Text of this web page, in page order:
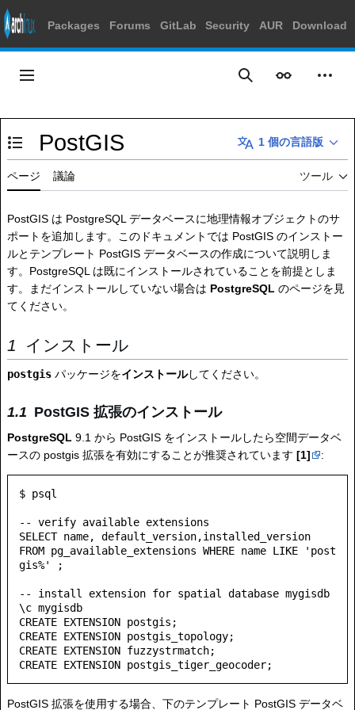
Packages Forums GitLab Security AUR Download
に
ス
キ
ッ
メインメニュー 検索 表示 個人
目次の表示・非表示を切り替え
PostGIS 1 個の言語版
ページ 議論 ツール
PostGIS は PostgreSQL データベースに地理情報オブジェクトのサ
ポートを追加します。このドキュメントでは PostGIS のインストー
ルとテンプレート PostGIS データベースの作成について説明しま
す。PostgreSQL は既にインストールされていることを前提としま
す。まだインストールしていない場合は PostgreSQL のページを見
てください。
インストール
postgis パッケージをインストールしてください。
PostGIS 拡張のインストール
PostgreSQL 9.1 から PostGIS をインストールしたら空間データベ
ースの postgis 拡張を有効にすることが推奨されています [1] :
$ psql
-- verify available extensions
SELECT name, default_version,installed_version
FROM pg_available_extensions WHERE name LIKE 'post
gis%' ;
-- install extension for spatial database mygisdb
\c mygisdb
CREATE EXTENSION postgis;
CREATE EXTENSION postgis_topology;
CREATE EXTENSION fuzzystrmatch;
PostGIS 拡張を使用する場合、下のテンプレート PostGIS データベ